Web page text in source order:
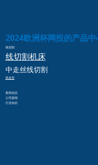
2024欧洲杯网投的产品中
线切割
线切割机床
中走丝线切割
快走丝
新闻动态
公司新闻
行业知识